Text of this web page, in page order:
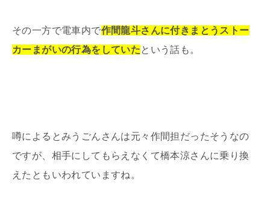
その一方で電車内で作間龍斗さんに付きまとうストー
カーまがいの行為をしていたという話も。
噂によるとみうごんさんは元々作間担だったそうなの
ですが、相手にしてもらえなくて橋本涼さんに乗り換
えたともいわれていますね。